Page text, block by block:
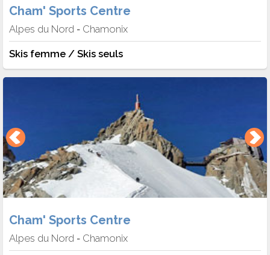
Cham' Sports Centre
Alpes du Nord - Chamonix
Skis femme / Skis seuls
Cham' Sports Centre
Alpes du Nord - Chamonix